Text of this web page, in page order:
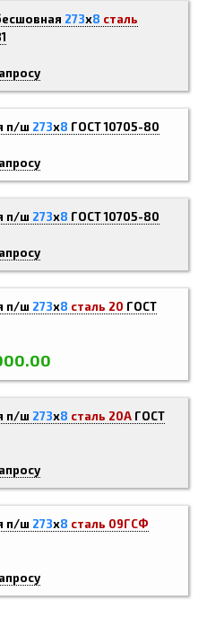
273х8 сталь
п/ш 273х8 ГОСТ 10705-80
п/ш 273х8 ГОСТ 10705-80
п/ш 273х8 сталь 20 ГОСТ
п/ш 273х8 сталь 20А ГОСТ
п/ш 273х8 сталь 09ГСФ